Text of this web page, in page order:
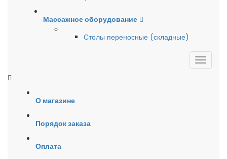
Массажное оборудование
Столы переносные (складные)
О магазине
Порядок заказа
Оплата